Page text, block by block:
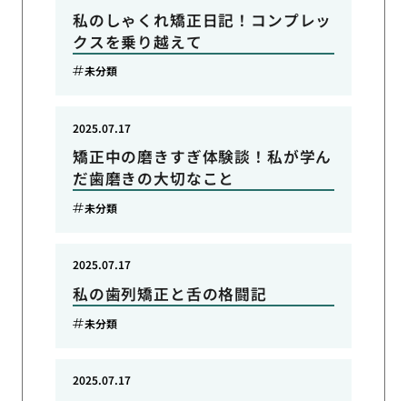
私のしゃくれ矯正日記！コンプレッ
クスを乗り越えて
未分類
矯正中の磨きすぎ体験談！私が学ん
だ歯磨きの大切なこと
2025.07.17
未分類
私の歯列矯正と舌の格闘記
2025.07.17
未分類
2025.07.17